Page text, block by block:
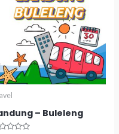
– Buleleng